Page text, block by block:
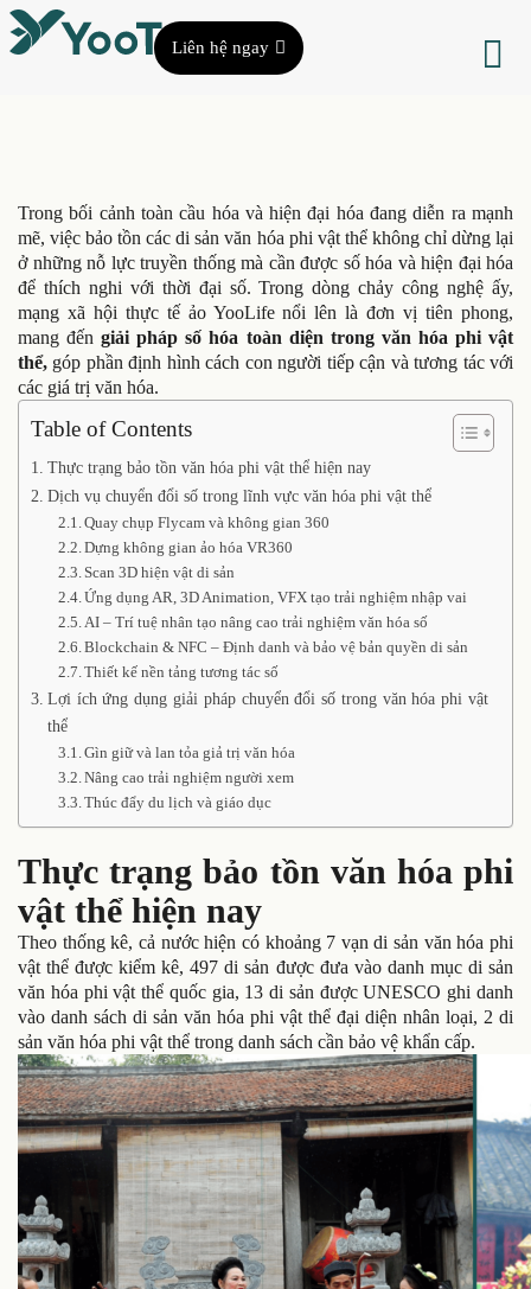
Liên hệ ngay
Trong bối cảnh toàn cầu hóa và hiện đại hóa đang diễn ra mạnh
mẽ, việc bảo tồn các di sản văn hóa phi vật thể không chỉ dừng lại
ở những nỗ lực truyền thống mà cần được số hóa và hiện đại hóa
để thích nghi với thời đại số. Trong dòng chảy công nghệ ấy,
mạng xã hội thực tế ảo YooLife nổi lên là đơn vị tiên phong,
mang đếngiải pháp số hóa toàn diện trong văn hóa phi vật
thể, góp phần định hình cách con người tiếp cận và tương tác với
các giá trị văn hóa.
Table of Contents
Thực trạng bảo tồn văn hóa phi vật thể hiện nay
Dịch vụ chuyển đổi số trong lĩnh vực văn hóa phi vật thể
Quay chụp Flycam và không gian 360
Dựng không gian ảo hóa VR360
Scan 3D hiện vật di sản
Ứng dụng AR, 3D Animation, VFX tạo trải nghiệm nhập vai
AI – Trí tuệ nhân tạo nâng cao trải nghiệm văn hóa số
Blockchain & NFC – Định danh và bảo vệ bản quyền di sản
Thiết kế nền tảng tương tác số
Lợi ích ứng dụng giải pháp chuyển đổi số trong văn hóa phi vật
thể
Gìn giữ và lan tỏa giả trị văn hóa
Nâng cao trải nghiệm người xem
Thúc đẩy du lịch và giáo dục
Thực trạng bảo tồn văn hóa phi
vật thể hiện nay
Theo thống kê, cả nước hiện có khoảng 7 vạn di sản văn hóa phi
vật thể được kiểm kê, 497 di sản được đưa vào danh mục di sản
văn hóa phi vật thể quốc gia, 13 di sản được UNESCO ghi danh
vào danh sách di sản văn hóa phi vật thể đại diện nhân loại, 2 di
sản văn hóa phi vật thể trong danh sách cần bảo vệ khẩn cấp.